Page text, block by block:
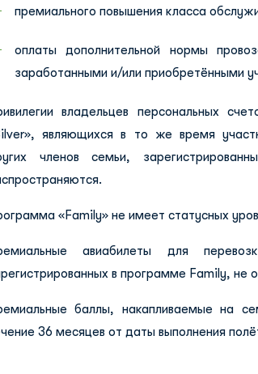
премиального повышения класса
оплаты дополнительной нормы
заработанными и/или приобретёнными
владельцев персональных
являющихся в то же время
членов семьи,
«Family» не имеет статусных
авиабилеты для
в программе Family, не
баллы, накапливаемые на
36 месяцев от даты выполнения